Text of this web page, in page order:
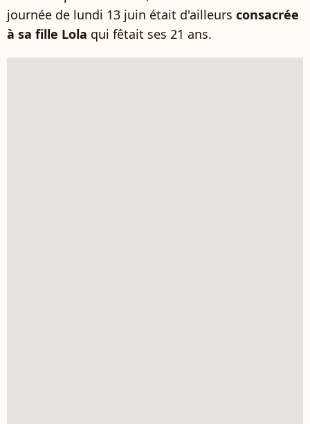
journée de lundi 13 juin était d'ailleurs consacrée
à sa fille Lola qui fêtait ses 21 ans.